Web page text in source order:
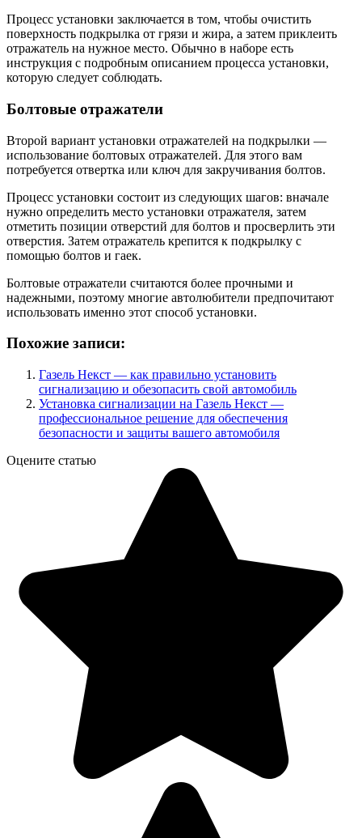
Процесс установки заключается в том, чтобы очистить
поверхность подкрылка от грязи и жира, а затем приклеить
отражатель на нужное место. Обычно в наборе есть
инструкция с подробным описанием процесса установки,
которую следует соблюдать.
Болтовые отражатели
Второй вариант установки отражателей на подкрылки —
использование болтовых отражателей. Для этого вам
потребуется отвертка или ключ для закручивания болтов.
Процесс установки состоит из следующих шагов: вначале
нужно определить место установки отражателя, затем
отметить позиции отверстий для болтов и просверлить эти
отверстия. Затем отражатель крепится к подкрылку с
помощью болтов и гаек.
Болтовые отражатели считаются более прочными и
надежными, поэтому многие автолюбители предпочитают
использовать именно этот способ установки.
Похожие записи:
Газель Некст — как правильно установить
сигнализацию и обезопасить свой автомобиль
Установка сигнализации на Газель Некст —
профессиональное решение для обеспечения
безопасности и защиты вашего автомобиля
Оцените статью